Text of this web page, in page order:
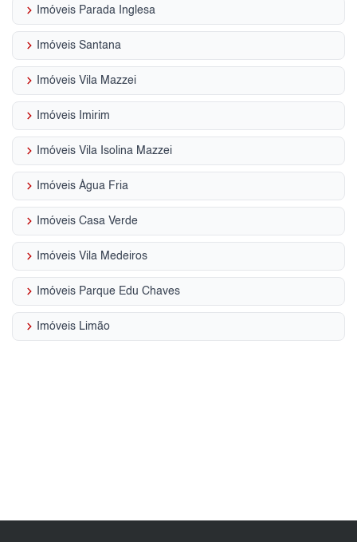
keyboard_arrow_right Imóveis Parada Inglesa
keyboard_arrow_right Imóveis Santana
keyboard_arrow_right Imóveis Vila Mazzei
keyboard_arrow_right Imóveis Imirim
keyboard_arrow_right Imóveis Vila Isolina Mazzei
keyboard_arrow_right Imóveis Água Fria
keyboard_arrow_right Imóveis Casa Verde
keyboard_arrow_right Imóveis Vila Medeiros
keyboard_arrow_right Imóveis Parque Edu Chaves
keyboard_arrow_right Imóveis Limão